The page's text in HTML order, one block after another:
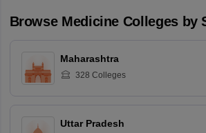
Browse Medicine Colleges by
Maharashtra
328 Colleges
Uttar Pradesh